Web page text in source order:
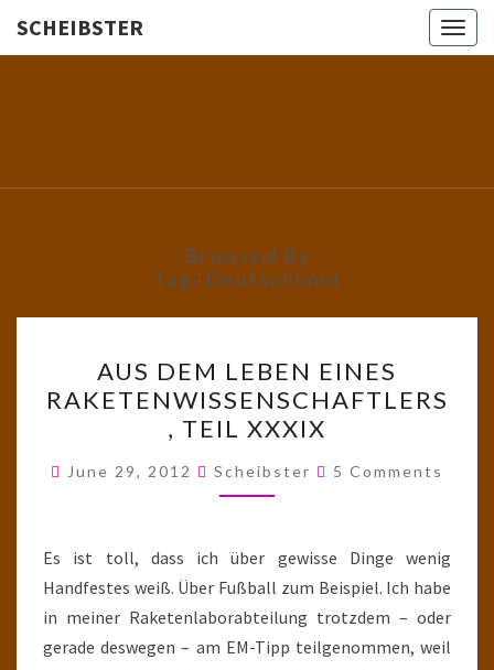
SCHEIBSTER
School!
Browsed By
Tag: Deutschland
DEM
LEBEN
EINES
TEIL
AUS DEM LEBEN EINES
RAKETENWISSENSCHAFTLERS
, TEIL XXXIX
June 29, 2012 Scheibster Comments
5 Comments
Es ist toll, dass ich über gewisse Dinge wenig
Handfestes weiß. Über Fußball zum Beispiel. Ich habe
in meiner Raketenlaborabteilung trotzdem – oder
gerade deswegen – am EM-Tipp teilgenommen, weil